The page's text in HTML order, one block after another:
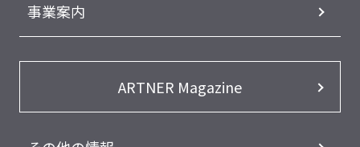
事業案内
ARTNER Magazine